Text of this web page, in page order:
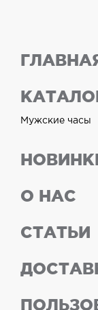
Мужские часы
О НАС
СТАТЬИ